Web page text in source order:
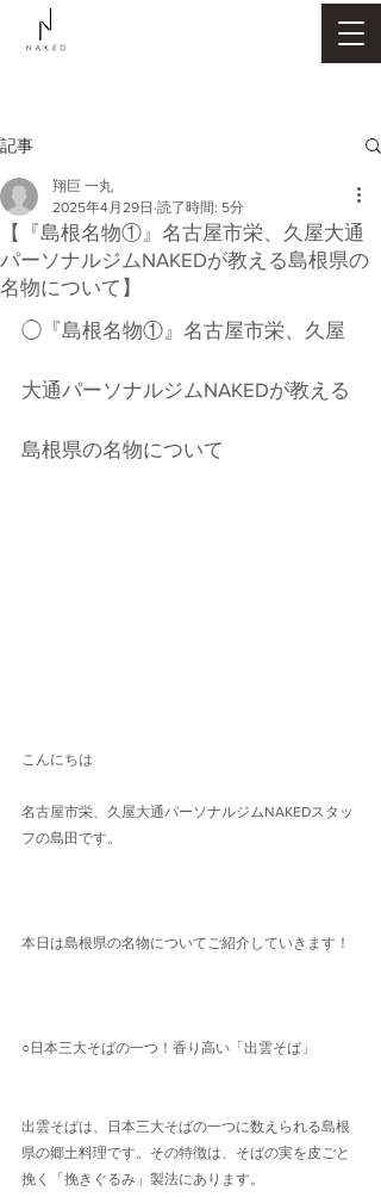
記事
【『島根名物①』名古屋市栄、久屋大通
パーソナルジムNAKEDが教える島根県の
名物について】
翔巨 一丸
2025年4月29日 読了時間: 5分
◯『島根名物①』名古屋市栄、久屋
大通パーソナルジムNAKEDが教える
島根県の名物について
こんにちは
名古屋市栄、久屋大通パーソナルジムNAKEDスタッ
フの島田です。
本日は島根県の名物についてご紹介していきます！
○日本三大そばの一つ！香り高い「出雲そば」
出雲そばは、日本三大そばの一つに数えられる島根
県の郷土料理です。その特徴は、そばの実を皮ごと
挽く「挽きぐるみ」製法にあります。